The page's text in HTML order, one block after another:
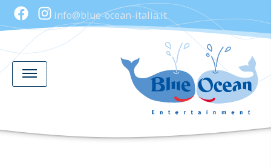
info@blue-ocean-italia.it